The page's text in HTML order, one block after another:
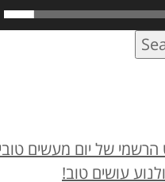
של יום מעשים טובים
עושים טוב!